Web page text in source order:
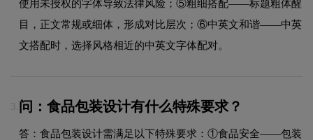
使用未授权的字体导致法律风险；⑤粗细搭配——标题粗体醒
目，正文常规或细体，形成对比层次；⑥中英文和谐——中英
文搭配时，选择风格相近的中英文字体配对。
3. 问：食品包装设计有什么特殊要求？
答：食品包装设计需满足以下特殊要求：①食品安全——包装